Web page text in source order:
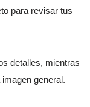
para revisar tus
detalles, mientras
general.